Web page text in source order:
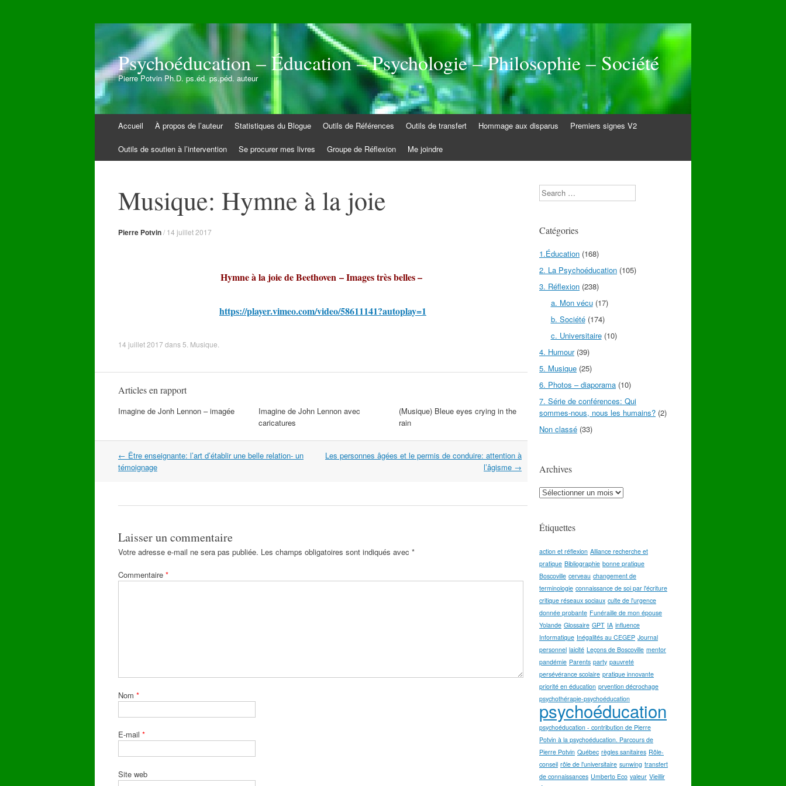
Psychoéducation – Éducation – Psychologie – Philosophie – Société
Pierre Potvin Ph.D. ps.éd. ps.péd. auteur
contenu
Accueil À propos de l’auteur Statistiques du Blogue Outils de Références Outils de transfert Hommage aux disparus Premiers signes V2
Outils de soutien à l’intervention Se procurer mes livres Groupe de Réflexion Me joindre
Musique: Hymne à la joie
Pierre Potvin/ 14 juillet 2017
Hymne à la joie de Beethoven – Images très belles –
https://player.vimeo.com/video/58611141?autoplay=1
14 juillet 2017 dans 5. Musique
Articles en rapport
Imagine de Jonh Lennon – imagée
Imagine de John Lennon avec
caricatures
(Musique) Bleue eyes crying in the
rain
Navigation
dans
← Être enseignante: l’art d’établir une belle relation- un
témoignage
Les personnes âgées et le permis de conduire: attention à
l’âgisme →
Laisser un commentaire
Votre adresse e-mail ne sera pas publiée. Les champs obligatoires sont indiqués avec *
Commentaire *
Nom *
E-mail *
Site web
Search
Catégories
1.Éducation (168)
2. La Psychoéducation (105)
3. Réflexion (238)
a. Mon vécu(17)
b. Société(174)
c. Universitaire(10)
4. Humour(39)
5. Musique (25)
6. Photos – diaporama (10)
7. Série de conférences: Qui
sommes-nous, nous les humains? (2)
Non classé (33)
Archives
Archives
Étiquettes
action et réflexion Alliance recherche et
pratique Bibliographie bonne pratique
Boscoville cerveau changement de
terminologie connaissance de soi par l'écriture
critique réseaux sociaux culte de l'urgence
donnée probante Funéraille de mon épouse
Yolande Glossaire GPT IA influence
Informatique Inégalités au CEGEP Journal
personnel laicité Leçons de Boscoville mentor
pandémie Parents party pauvreté
persévérance scolaire pratique innovante
priorité en éducation prvention décrochage
psychothérapie-psychoéducation
psychoéducation
psychoéducation - contribution de Pierre
Potvin à la psychoéducation. Parcours de
Pierre Potvin Québec règles sanitaires Rôle-
conseil rôle de l'universitaire sunwing transfert
de connaissances Umberto Eco valeur Vieillir